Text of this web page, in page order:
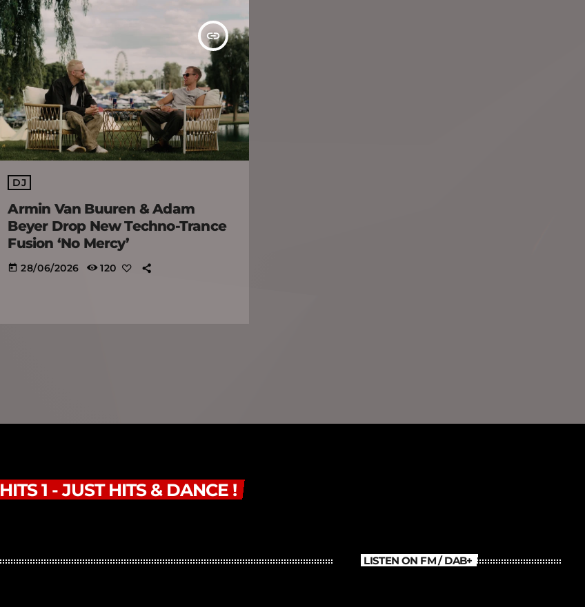
insert_link
DJ
Armin Van Buuren & Adam
Beyer Drop New Techno-Trance
Fusion ‘No Mercy’
today 28/06/2026 120
HITS 1 - JUST HITS & DANCE !
LISTEN ON FM / DAB+